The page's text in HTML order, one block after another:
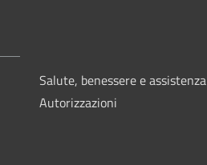
Salute, benessere e assistenza
Autorizzazioni